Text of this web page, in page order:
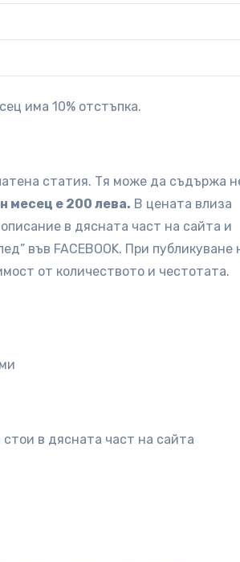
има 10% отстъпка.
статия. Тя може да съдържа
месец е 200 лева. В цената влиза
в дясната част на сайта и
във FACEBOOK. При публикуване
от количеството и честотата.
в дясната част на сайта